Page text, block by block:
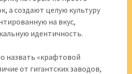
а создают целую культуру
на вкус,
идентичность.
назвать «крафтовой
от гигантских заводов,